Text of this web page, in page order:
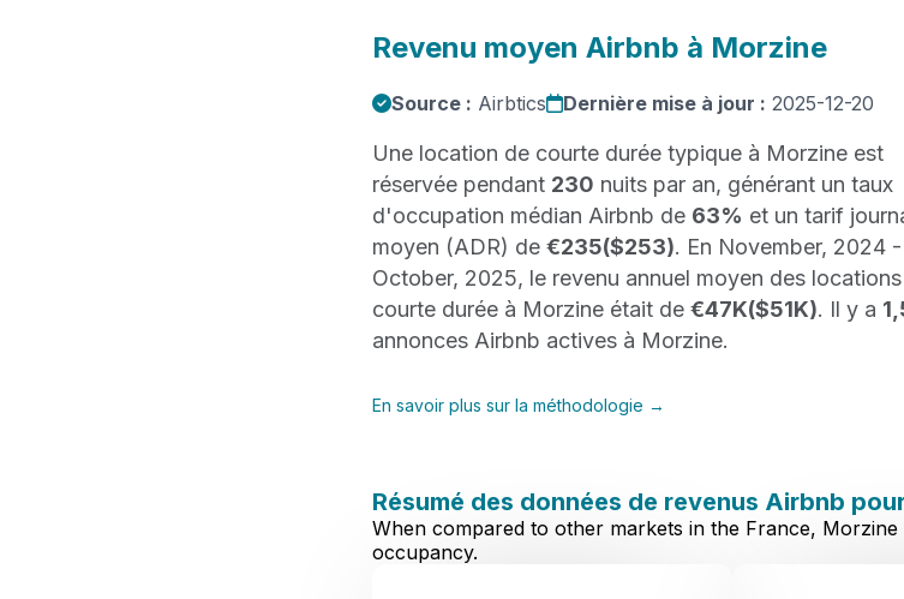
Revenu moyen Airbnb à Morzine
Source : Airbtics Dernière mise à jour : 2025-12-20
Une location de courte durée typique à Morzine est
réservée pendant 230 nuits par an, générant un taux
d'occupation médian Airbnb de 63% et un tarif
moyen (ADR) de €235($253). En November, 2024 -
October, 2025, le revenu annuel moyen des
courte durée à Morzine était de €47K($51K). Il y a
annonces Airbnb actives à Morzine.
En savoir plus sur la méthodologie →
Résumé des données de revenus Airbnb
When compared to other markets in the France,
occupancy.